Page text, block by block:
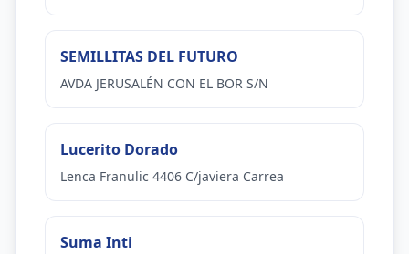
SEMILLITAS DEL FUTURO
AVDA JERUSALÉN CON EL BOR S/N
Lucerito Dorado
Lenca Franulic 4406 C/javiera Carrea
Suma Inti